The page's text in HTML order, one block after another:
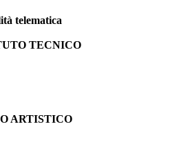
telematica
TECNICO
ARTISTICO